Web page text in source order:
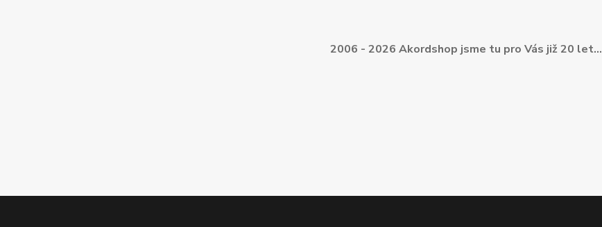
2006 - 2026 Akordshop jsme tu pro Vás již 20 let...